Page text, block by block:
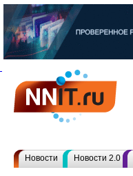
Новости Новости 2.0